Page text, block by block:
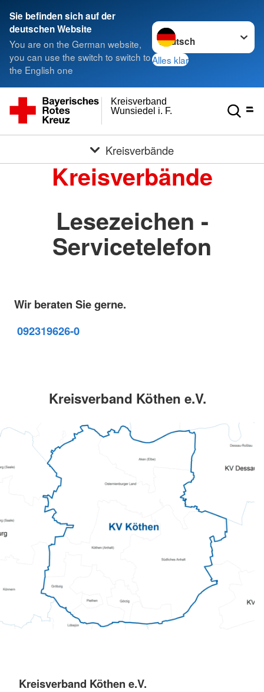
Sie befinden sich auf der
deutschen Website
You are on the German website,
you can use the switch to switch to
the English one
Sprache wechseln zu
Alles klar
Wunsiedel i. F.
Kreisverband
Kreisverbände
Kreisverbände
Lesezeichen -
Servicetelefon
Wir beraten Sie gerne.
092319626-0
Kreisverband Köthen e.V.
Kreisverband Köthen e.V.